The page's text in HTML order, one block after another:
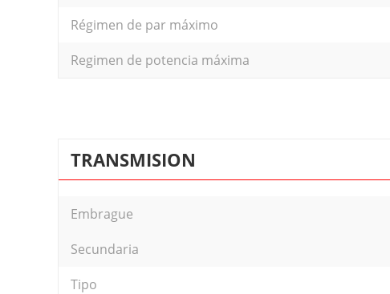
Régimen de par máximo
Regimen de potencia máxima
TRANSMISION
Embrague
Secundaria
Tipo